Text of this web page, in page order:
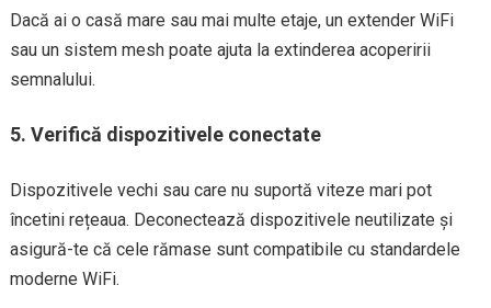
Dacă ai o casă mare sau mai multe etaje, un extender WiFi
sau un sistem mesh poate ajuta la extinderea acoperirii
semnalului.
5. Verifică dispozitivele conectate
Dispozitivele vechi sau care nu suportă viteze mari pot
încetini rețeaua. Deconectează dispozitivele neutilizate și
asigură-te că cele rămase sunt compatibile cu standardele
moderne WiFi.